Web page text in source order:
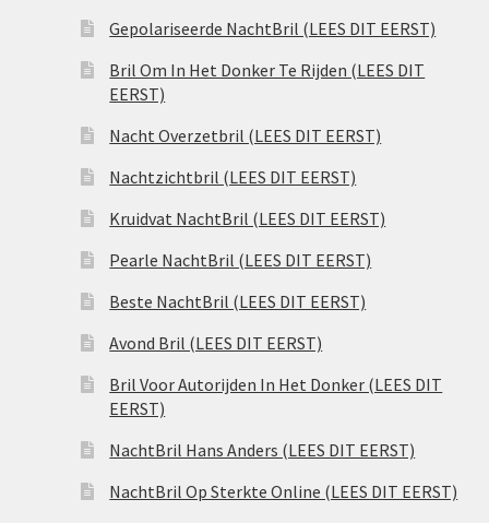
Gepolariseerde NachtBril (LEES DIT EERST)
Bril Om In Het Donker Te Rijden (LEES DIT
EERST)
Nacht Overzetbril (LEES DIT EERST)
Nachtzichtbril (LEES DIT EERST)
Kruidvat NachtBril (LEES DIT EERST)
Pearle NachtBril (LEES DIT EERST)
Beste NachtBril (LEES DIT EERST)
Avond Bril (LEES DIT EERST)
Bril Voor Autorijden In Het Donker (LEES DIT
EERST)
NachtBril Hans Anders (LEES DIT EERST)
NachtBril Op Sterkte Online (LEES DIT EERST)